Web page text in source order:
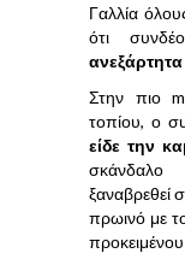
Γαλλία
ότι
Στην πιο
τοπίου, ο
είδε την
σκάνδαλο
ξαναβρεθεί
πρωινό με
προκειμένου